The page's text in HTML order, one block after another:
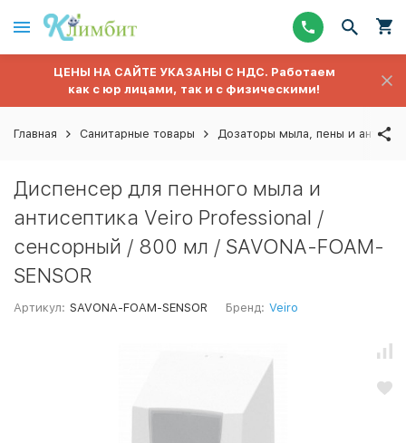
ЦЕНЫ НА САЙТЕ УКАЗАНЫ С НДС. Работаем
как с юр лицами, так и с физическими!
Главная Санитарные товары Дозаторы мыла, пены и
Диспенсер для пенного мыла и
антисептика Veiro Professional /
сенсорный / 800 мл / SAVONA-FOAM-
SENSOR
Артикул: SAVONA-FOAM-SENSOR Бренд: Veiro